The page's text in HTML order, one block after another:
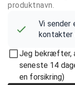
produktnavn.
Vi sender
kontakter
Jeg bekræfter,
seneste 14
en forsikring)